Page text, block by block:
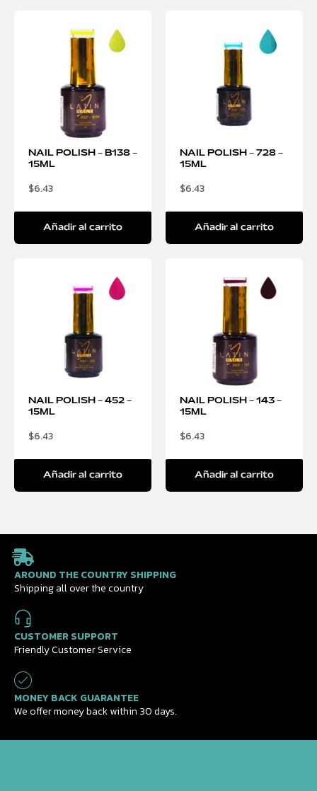
NAIL POLISH – B138 –
15ML
$6.43
Añadir al carrito
NAIL POLISH – 728 –
15ML
$6.43
Añadir al carrito
NAIL POLISH – 452 –
15ML
$6.43
Añadir al carrito
NAIL POLISH – 143 –
15ML
$6.43
Añadir al carrito
AROUND THE COUNTRY SHIPPING
Shipping all over the country
CUSTOMER SUPPORT
Friendly Customer Service
MONEY BACK GUARANTEE
We offer money back within 30 days.